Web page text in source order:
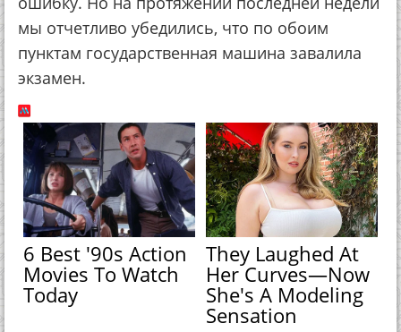
мы отчетливо убедились, что по обоим
пунктам государственная машина завалила
экзамен.
6 Best '90s Action
Movies To Watch
Today
They Laughed At
Her Curves—Now
She's A Modeling
Sensation